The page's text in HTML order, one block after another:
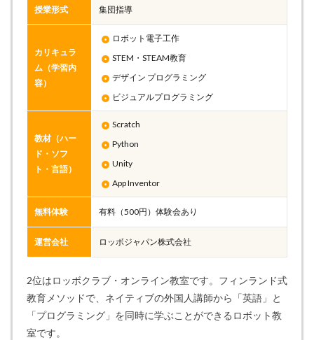
授業形式 集団指導
カリキュラ
ム（学習内
容）
ロボット電子工作
STEM・STEAM教育
デザイン プログラミング
ビジュアルプログラミング
教材（ハー
ド・ソフ
ト・言語）
Scratch
Python
Unity
App Inventor
無料体験 有料（500円）体験会あり
運営会社 ロッボジャパン株式会社
2位はロッボクラブ・オンライン教室です。フィンランド式
教育メソッドで、ネイティブの外国人講師から「英語」と
「プログラミング」を同時に学ぶことができるロボット教
室です。